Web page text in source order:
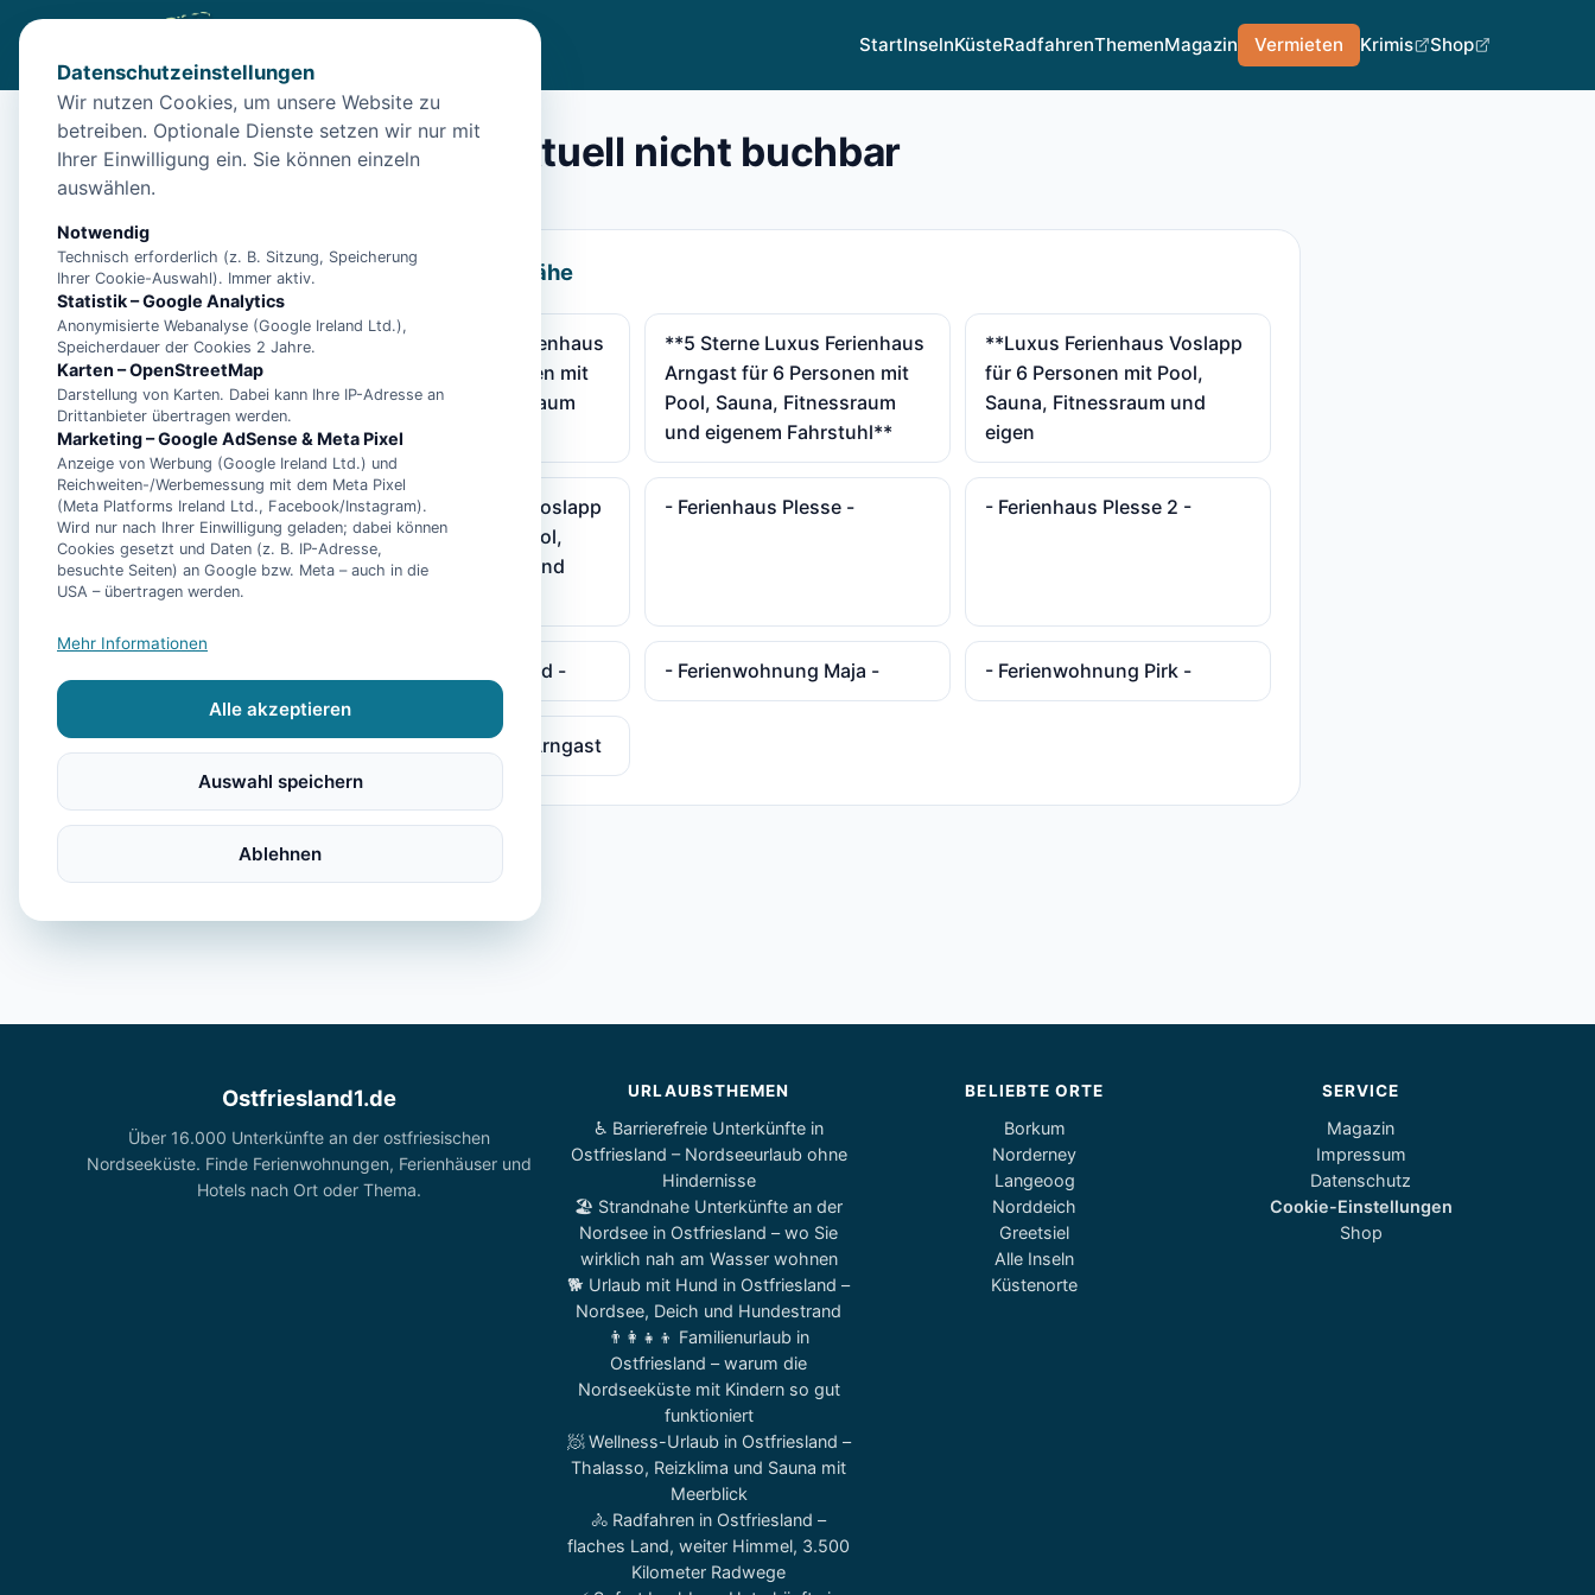
StartInselnKüsteRadfahrenThemenMagazin Vermieten Krimis Shop
Diese Unterkunft ist aktuell nicht buchbar
Wir haben Alternativen in
Unterkünfte in der Nähe
**5 Sterne Luxus Ferienhaus
Arngast für 6 Personen mit
Pool, Sauna, Fitnessraum
**5 Sterne Luxus Ferienhaus
Arngast für 6 Personen mit
Pool, Sauna, Fitnessraum
und eigenem Fahrstuhl**
**Luxus Ferienhaus Voslapp
für 6 Personen mit Pool,
Sauna, Fitnessraum und
eigen
**Luxus Ferienhaus Voslapp
für 6 Personen mit Pool,
Sauna, Fitnessraum und
- Ferienhaus Plesse - - Ferienhaus Plesse 2 -
- Ferienhaus See-Hund - - Ferienwohnung Maja - - Ferienwohnung Pirk -
5 Sterne Ferienhaus Arngast
Ostfriesland1.de
Über 16.000 Unterkünfte an der ostfriesischen
Nordseeküste. Finde Ferienwohnungen, Ferienhäuser und
Hotels nach Ort oder Thema.
URLAUBSTHEMEN
♿ Barrierefreie Unterkünfte in
Ostfriesland – Nordseeurlaub ohne
Hindernisse
🏖️ Strandnahe Unterkünfte an der
Nordsee in Ostfriesland – wo Sie
wirklich nah am Wasser wohnen
🐕 Urlaub mit Hund in Ostfriesland –
Nordsee, Deich und Hundestrand
👨‍👩‍👧‍👦 Familienurlaub in
Ostfriesland – warum die
Nordseeküste mit Kindern so gut
funktioniert
🧖 Wellness-Urlaub in Ostfriesland –
Thalasso, Reizklima und Sauna mit
Meerblick
🚴 Radfahren in Ostfriesland –
flaches Land, weiter Himmel, 3.500
Kilometer Radwege
BELIEBTE ORTE
Borkum
Norderney
Langeoog
Norddeich
Greetsiel
Alle Inseln
Küstenorte
SERVICE
Magazin
Impressum
Datenschutz
Cookie-Einstellungen
Shop
Datenschutzeinstellungen
Wir nutzen Cookies, um unsere Website zu
betreiben. Optionale Dienste setzen wir nur mit
Ihrer Einwilligung ein. Sie können einzeln
auswählen.
Notwendig
Technisch erforderlich (z. B. Sitzung, Speicherung
Ihrer Cookie-Auswahl). Immer aktiv.
Statistik – Google Analytics
Anonymisierte Webanalyse (Google Ireland Ltd.),
Speicherdauer der Cookies 2 Jahre.
Karten – OpenStreetMap
Darstellung von Karten. Dabei kann Ihre IP-Adresse an
Drittanbieter übertragen werden.
Marketing – Google AdSense & Meta Pixel
Anzeige von Werbung (Google Ireland Ltd.) und
Reichweiten-/Werbemessung mit dem Meta Pixel
(Meta Platforms Ireland Ltd., Facebook/Instagram).
Wird nur nach Ihrer Einwilligung geladen; dabei können
Cookies gesetzt und Daten (z. B. IP-Adresse,
besuchte Seiten) an Google bzw. Meta – auch in die
USA – übertragen werden.
Mehr Informationen
Alle akzeptieren
Auswahl speichern
Ablehnen